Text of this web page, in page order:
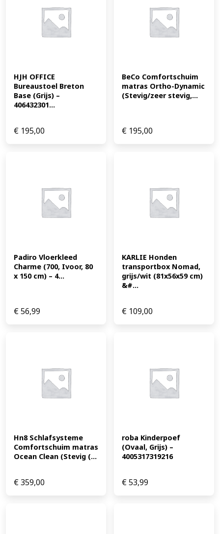
HJH OFFICE
Bureaustoel Breton
Base (Grijs) –
406432301...
€ 195,00
BeCo Comfortschuim
matras Ortho-Dynamic
(Stevig/zeer stevig,...
€ 195,00
Padiro Vloerkleed
Charme (700, Ivoor, 80
x 150 cm) – 4...
€56,99
KARLIE Honden
transportbox Nomad,
grijs/wit (81x56x59 cm)
&#...
€ 109,00
Hn8 Schlafsysteme
Comfortschuim matras
Ocean Clean (Stevig (...
€359,00
roba Kinderpoef
(Ovaal, Grijs) –
4005317319216
€53,99